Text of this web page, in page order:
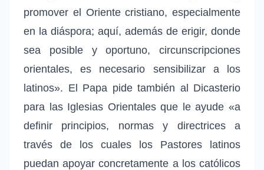
promover el Oriente cristiano, especialmente
en la diáspora; aquí, además de erigir, donde
sea posible y oportuno, circunscripciones
orientales, es necesario sensibilizar a los
latinos». El Papa pide también al Dicasterio
para las Iglesias Orientales que le ayude «a
definir principios, normas y directrices a
través de los cuales los Pastores latinos
puedan apoyar concretamente a los católicos